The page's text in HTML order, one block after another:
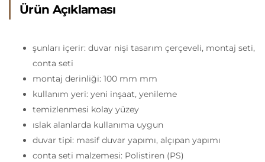
Ürün Açıklaması
şunları içerir: duvar nişi tasarım çerçeveli, montaj seti,
conta seti
montaj derinliği: 100 mm mm
kullanım yeri: yeni inşaat, yenileme
temizlenmesi kolay yüzey
ıslak alanlarda kullanıma uygun
duvar tipi: masif duvar yapımı, alçıpan yapımı
conta seti malzemesi: Polistiren (PS)